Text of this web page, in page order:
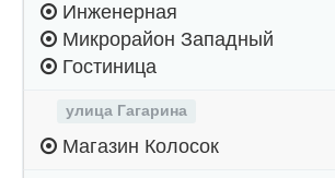
Инженерная
Микрорайон Западный
Гостиница
улица Гагарина
Магазин Колосок